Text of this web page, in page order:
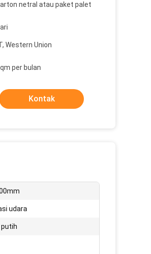
netral atau paket palet
Western Union
per bulan
Kontak
udara